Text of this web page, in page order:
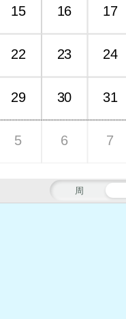
周
15 16 17
22 23 24
29 30 31
5 6 7